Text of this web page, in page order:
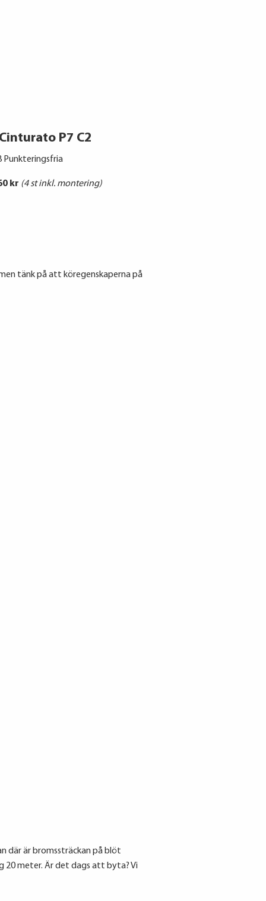
P7 C2
Punkteringsfria
kr (4 st inkl. montering)
tänk på att köregenskaperna på
där är bromssträckan på blöt
20 meter. Är det dags att byta? Vi